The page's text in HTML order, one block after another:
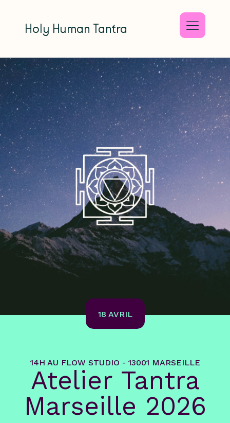
Holy Human Tantra
18 AVRIL
14H AU FLOW STUDIO - 13001 MARSEILLE
Atelier Tantra
Marseille 2026